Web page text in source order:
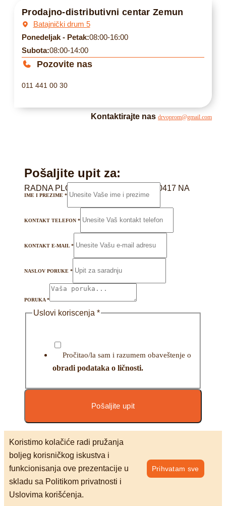
Prodajno-distributivni centar Zemun
Batajnički drum 5
Ponedeljak - Petak:08:00-16:00
Subota:08:00-14:00
Pozovite nas
011 441 00 30
Kontaktirajte nas drvoprom@gmail.com
Pošaljite upit za:
RADNA PLOČA 38 mm FM APOLLO 0417 NA
IME I PREZIME *
KONTAKT TELEFON *
KONTAKT E-MAIL*
NASLOV PORUKE *
PORUKA*
Uslovi koriscenja *
Pročitao/la sam i razumem obaveštenje o
obradi podataka o ličnosti.
Pošaljite upit
Koristimo kolačiće radi pružanja
boljeg korisničkog iskustva i
funkcionisanja ove prezentacije u
skladu sa Politikom privatnosti i
Uslovima korišćenja.
Prihvatam sve